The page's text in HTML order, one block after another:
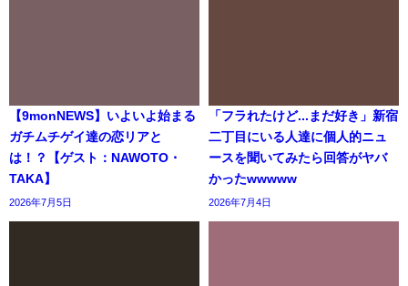
【9monNEWS】いよいよ始まる
ガチムチゲイ達の恋リアと
は！？【ゲスト：NAWOTO・
TAKA】
2026年7月5日
「フラれたけど...まだ好き」新宿
二丁目にいる人達に個人的ニュ
ースを聞いてみたら回答がヤバ
かったwwwww
2026年7月4日